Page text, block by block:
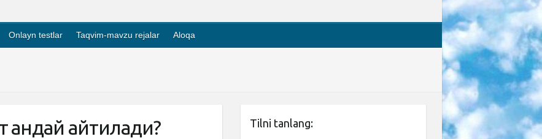
Onlayn testlar Taqvim-mavzu rejalar Aloqa
қандай айтилади?
Tilni tanlang: